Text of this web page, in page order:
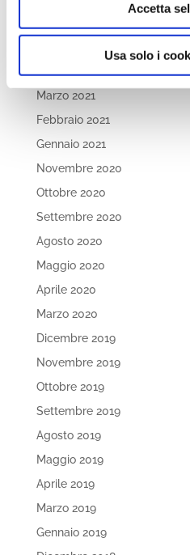
Accetta
Usa solo i
Aprile 2021
Marzo 2021
Febbraio 2021
Gennaio 2021
Novembre 2020
Ottobre 2020
Settembre 2020
Agosto 2020
Maggio 2020
Aprile 2020
Marzo 2020
Dicembre 2019
Novembre 2019
Ottobre 2019
Settembre 2019
Agosto 2019
Maggio 2019
Aprile 2019
Marzo 2019
Gennaio 2019